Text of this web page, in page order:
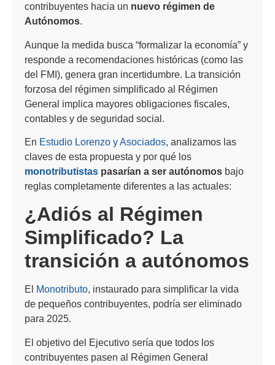
contribuyentes hacia un nuevo régimen de
Autónomos.
Aunque la medida busca “formalizar la economía” y
responde a recomendaciones históricas (como las
del FMI), genera gran incertidumbre. La transición
forzosa del régimen simplificado al Régimen
General implica mayores obligaciones fiscales,
contables y de seguridad social.
En Estudio Lorenzo y Asociados, analizamos las
claves de esta propuesta y por qué los
monotributistas pasarían a ser autónomos bajo
reglas completamente diferentes a las actuales:
¿Adiós al Régimen
Simplificado? La
transición a autónomos
El Monotributo, instaurado para simplificar la vida
de pequeños contribuyentes, podría ser eliminado
para 2025.
El objetivo del Ejecutivo sería que todos los
contribuyentes pasen al Régimen General